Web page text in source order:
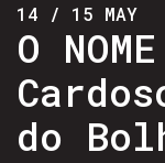
14 / 15 MAY
O
do